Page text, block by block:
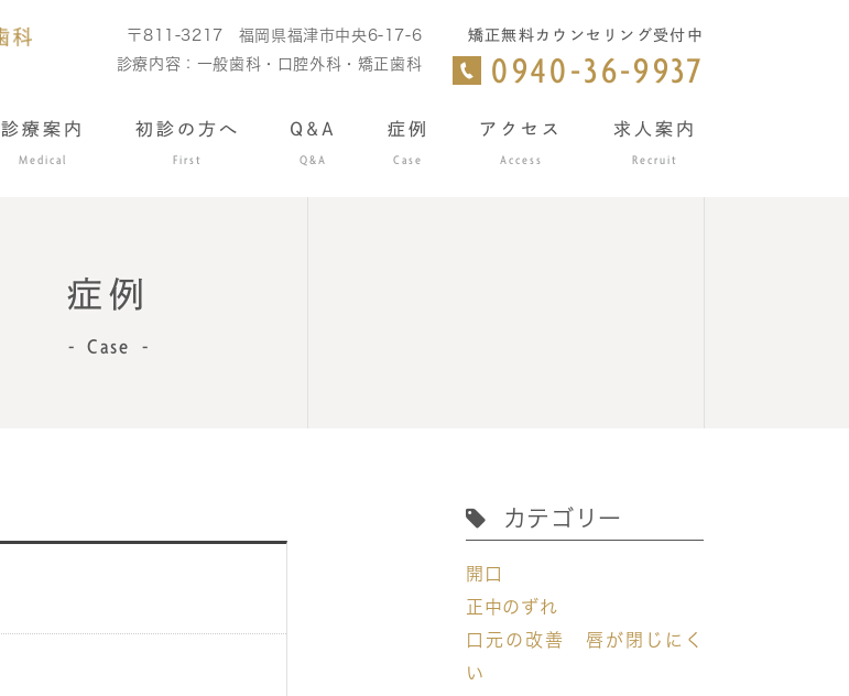
矯正無料カウンセリング受付中
0940-36-9937
〒811-3217
福岡県福津市中央6-17-6
診療内容： 一般歯科・口腔外科・矯正歯科
診療案内
Medical
初診の方へ
First
Q&A
Q&A
症例
Case
アクセス
Access
求人案内
Recruit
症例
Case
カテゴリー
開口
正中のずれ
口元の改善 唇が閉じにく
い